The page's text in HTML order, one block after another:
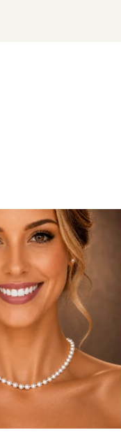
sunt realizate din
care
armonios